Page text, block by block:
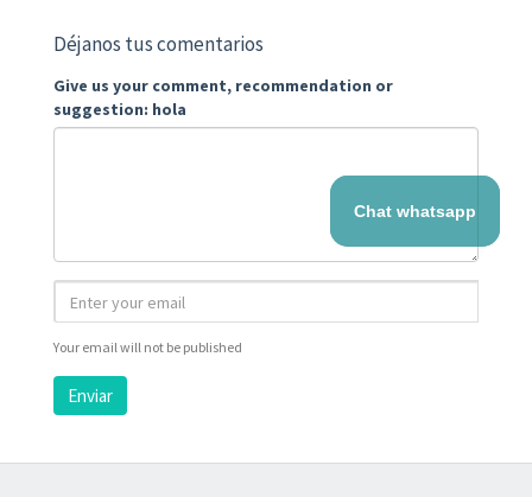
Déjanos tus comentarios
Give us your comment, recommendation or
suggestion: hola
Your email will not be published
Enviar
Chat whatsapp